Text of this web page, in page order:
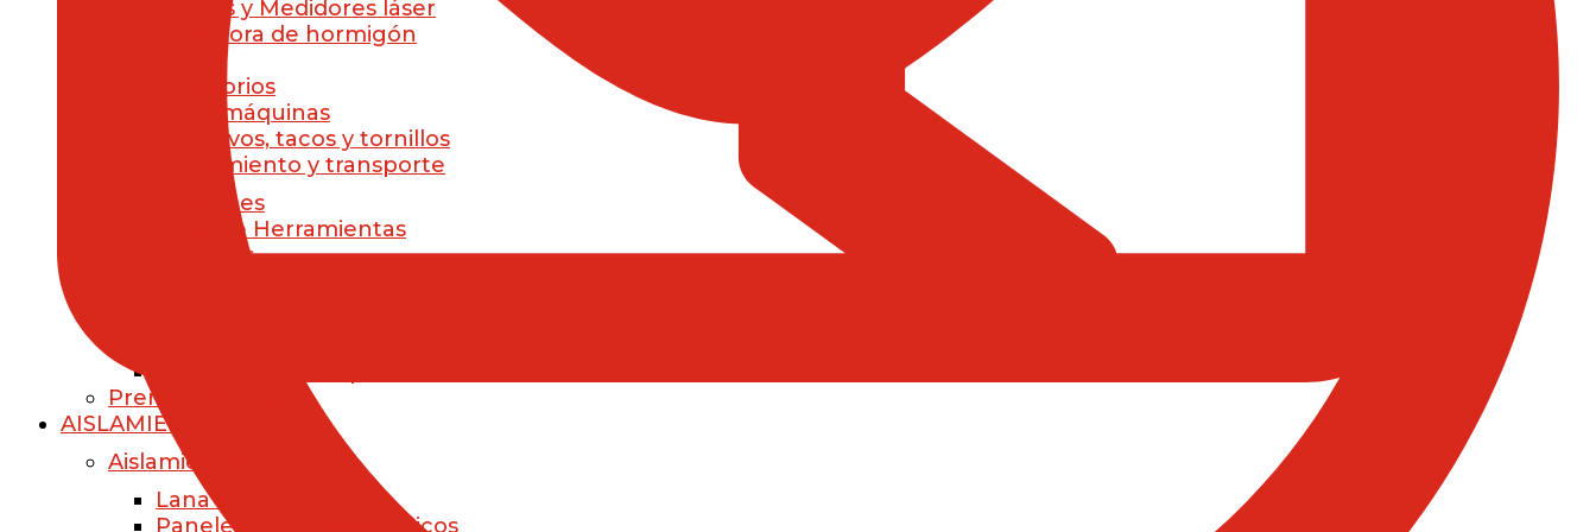
Niveles y Medidores láser
Clavadora de hormigón
Accesorios
Otras máquinas
Brocas, clavos, tacos y tornillos
Almacenamiento y transporte
Maletines
Cajas de Herramientas
Mochilas
Premium Store
AISLAMIENTO
Aislamiento térmico
Lana de roca
Paneles Aislantes Térmicos